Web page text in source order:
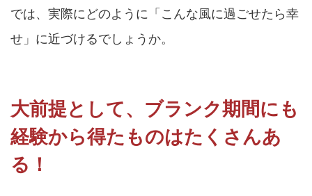
では、実際にどのように「こんな風に過ごせたら幸
せ」に近づけるでしょうか。
大前提として、ブランク期間にも
経験から得たものはたくさんあ
る！